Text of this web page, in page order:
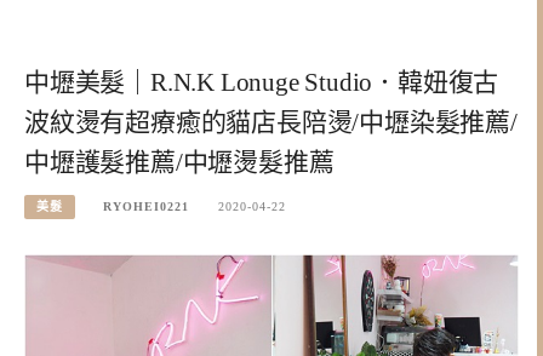
中壢美髮｜R.N.K Lonuge Studio．韓妞復古
波紋燙有超療癒的貓店長陪燙/中壢染髮推薦/
中壢護髮推薦/中壢燙髮推薦
美髮 RYOHEI0221 2020-04-22